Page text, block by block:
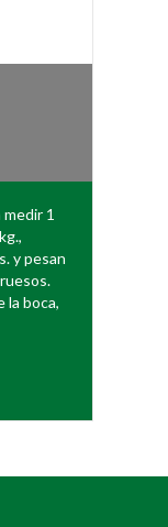
1
y pesan
la boca,